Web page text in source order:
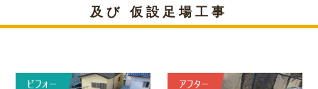
及び 仮設足場工事